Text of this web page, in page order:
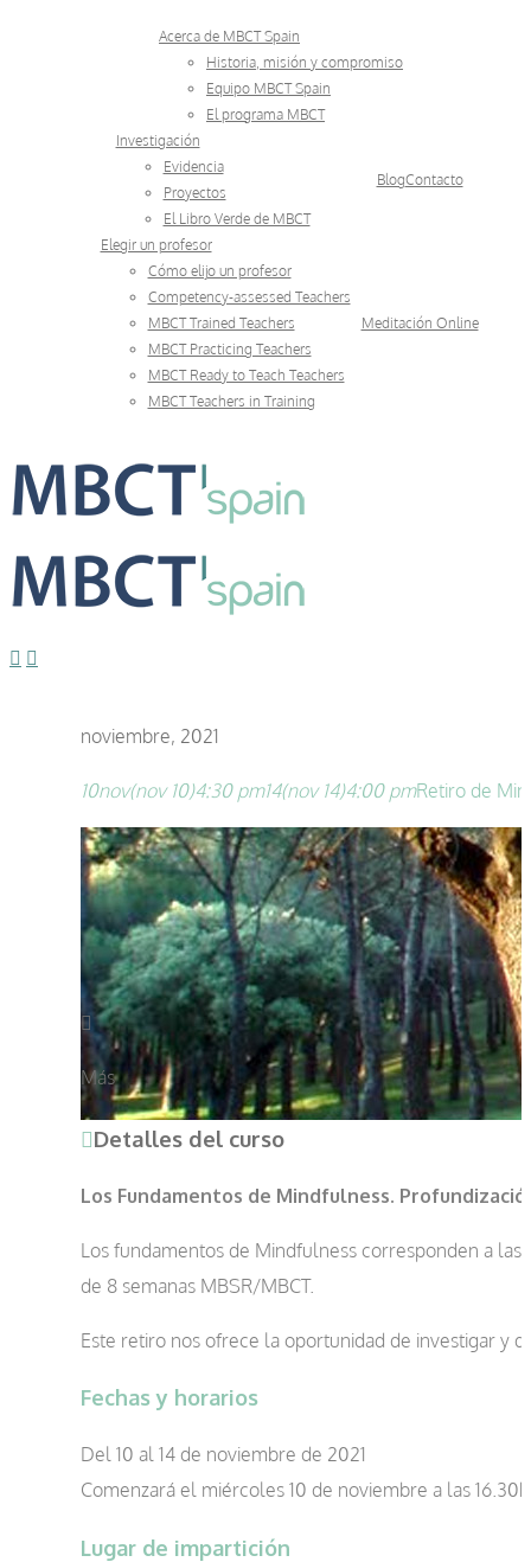
Acerca de MBCT Spain
Historia, misión y compromiso
Equipo MBCT Spain
El programa MBCT
Investigación
Evidencia
Proyectos
El Libro Verde de MBCT
BlogContacto
Elegir un profesor
Cómo elijo un profesor
Competency-assessed Teachers
MBCT Trained Teachers
MBCT Practicing Teachers
MBCT Ready to Teach Teachers
MBCT Teachers in Training
Meditación Online
noviembre, 2021
10nov(nov 10)4:30 pm14(nov 14)4:00 pmRetiro de
Más
Detalles del curso
Los Fundamentos de Mindfulness.
Los fundamentos de Mindfulness corresponden a
de 8 semanas MBSR/MBCT.
Este retiro nos ofrece la oportunidad de investigar y
Fechas y horarios
Del 10 al 14 de noviembre de 2021
Comenzará el miércoles 10 de noviembre a las
Lugar de impartición